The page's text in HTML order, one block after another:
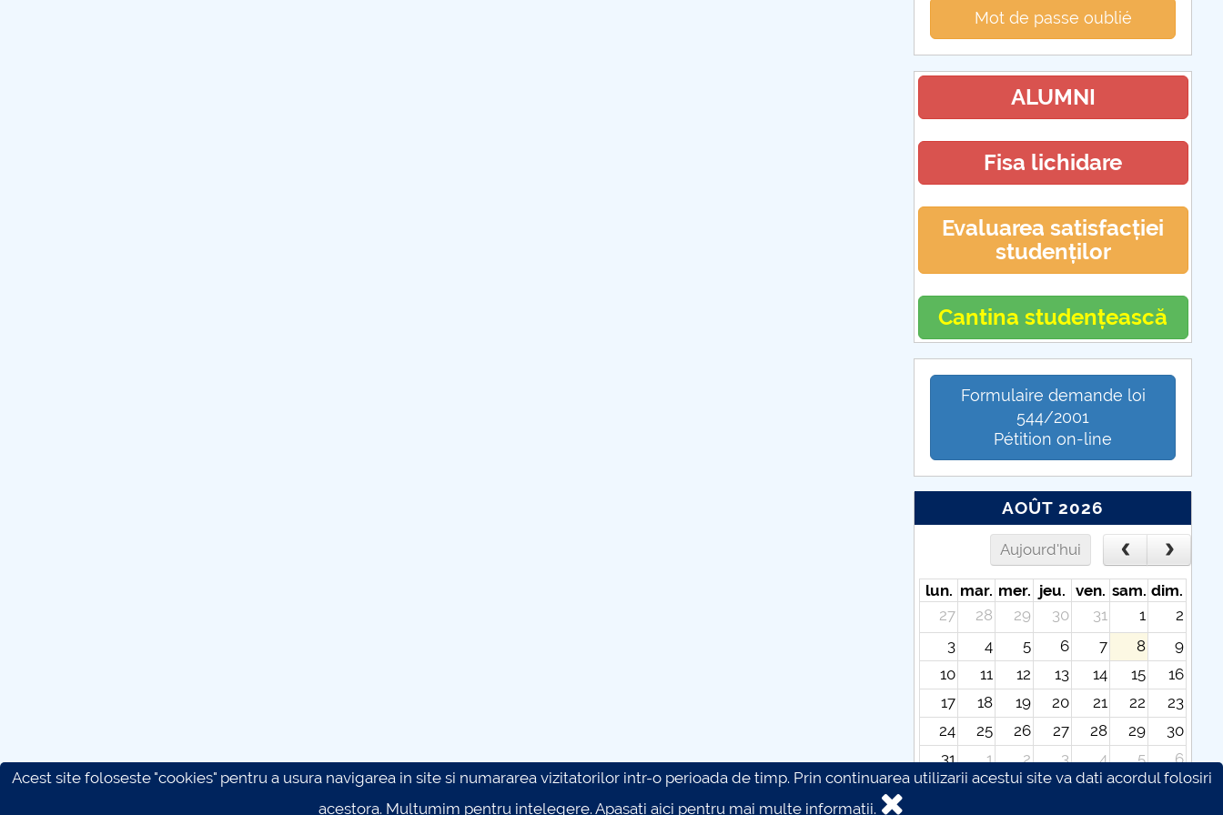
Mot de passe oublié
ALUMNI
Fisa lichidare
Evaluarea satisfacției
studenților
Cantina studențească
Formulaire demande loi
544/2001
Pétition on-line
AOÛT 2026
Aujourd'hui
lun. mar. mer. jeu. ven. sam. dim.
27
28 29 30 31 1
2
3
4 5 6 7 8
9
10
11 12 13 14 15
16
17
18 19 20 21 22
23
24
25 26 27 28 29
30
31
1 2 3 4 5
6
Acest site foloseste "cookies" pentru a usura navigarea in site si numararea vizitatorilor intr-o perioada de timp. Prin continuarea utilizarii acestui site va dati acordul folosiri
acestora. Multumim pentru intelegere.Apasati aici pentru mai multe informatii.